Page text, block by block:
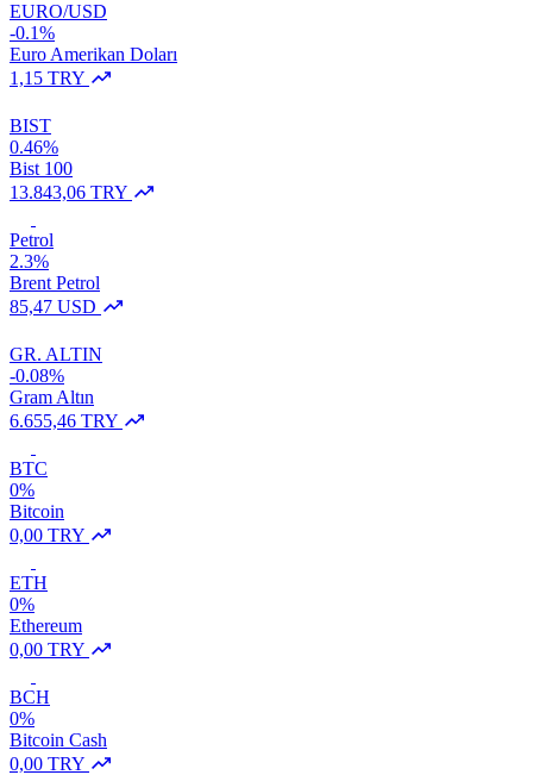
EURO/USD
-0.1%
Euro Amerikan Doları
1,15 TRY
BIST
0.46%
Bist 100
13.843,06 TRY
Petrol
2.3%
Brent Petrol
85,47 USD
GR. ALTIN
-0.08%
Gram Altın
6.655,46 TRY
BTC
0%
Bitcoin
0,00 TRY
ETH
0%
Ethereum
0,00 TRY
BCH
0%
Bitcoin Cash
0,00 TRY